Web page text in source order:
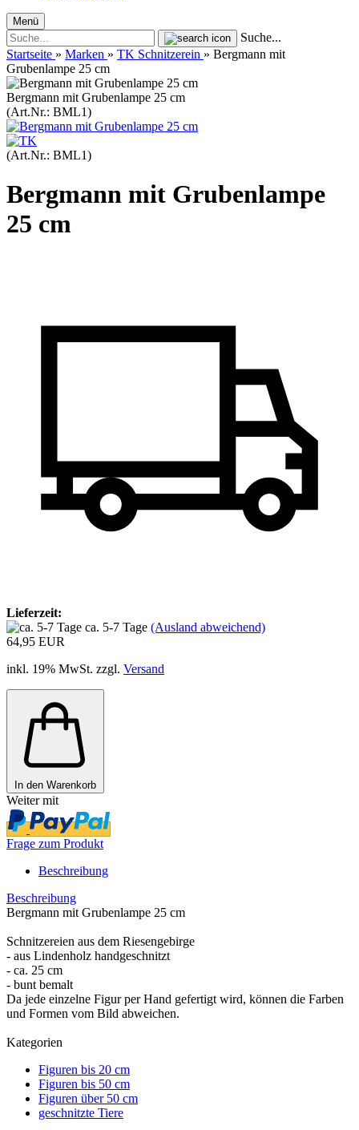
Menü
Suche...
Startseite » Marken » TK Schnitzerein » Bergmann mit
Grubenlampe 25 cm
Bergmann mit Grubenlampe 25 cm
(Art.Nr.: BML1)
(Art.Nr.: BML1)
Bergmann mit Grubenlampe
25 cm
Lieferzeit:
ca. 5-7 Tage (Ausland abweichend)
64,95 EUR
inkl. 19% MwSt. zzgl. Versand
In den Warenkorb
Weiter mit
Frage zum Produkt
Beschreibung
Beschreibung
Bergmann mit Grubenlampe 25 cm
Schnitzereien aus dem Riesengebirge
- aus Lindenholz handgeschnitzt
- ca. 25 cm
- bunt bemalt
Da jede einzelne Figur per Hand gefertigt wird, können die Farben
und Formen vom Bild abweichen.
Kategorien
Figuren bis 20 cm
Figuren bis 50 cm
Figuren über 50 cm
geschnitzte Tiere